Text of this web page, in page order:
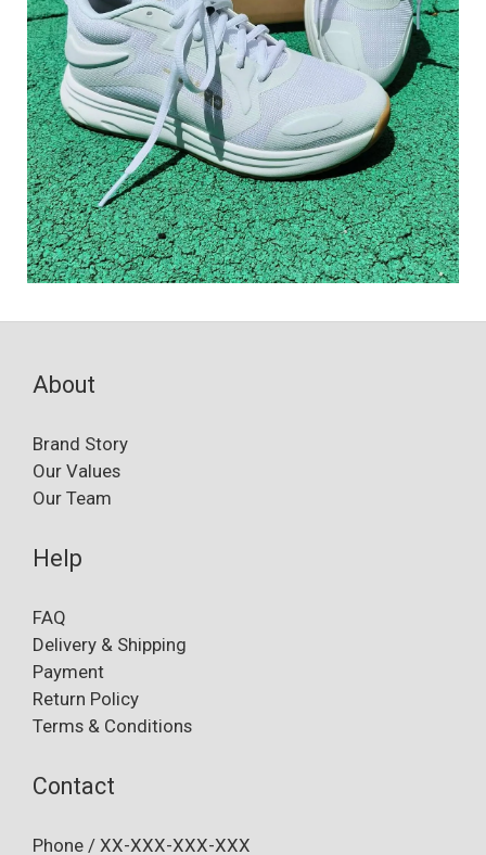
About
Brand Story
Our Values
Our Team
Help
FAQ
Delivery & Shipping
Payment
Return Policy
Terms & Conditions
Contact
Phone / XX-XXX-XXX-XXX